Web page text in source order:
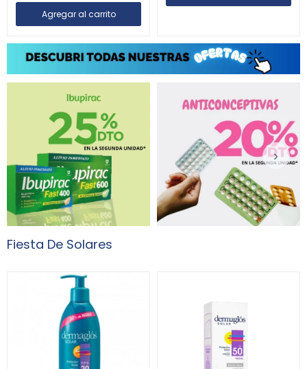
Fiesta De Solares